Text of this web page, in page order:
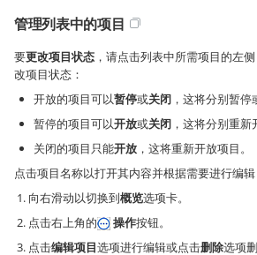
管理列表中的项目
要更改项目状态 ，请点击列表中所需项目的左
改项目状态：
开放的项目可以暂停或关闭 ，这将分别暂停
暂停的项目可以开放或关闭 ，这将分别重新
关闭的项目只能开放 ，这将重新开放项目。
点击项目名称以打开其内容并根据需要进行编辑
向右滑动以切换到概览选项卡。
点击右上角的
操作按钮。
点击编辑项目选项进行编辑或点击删除选项